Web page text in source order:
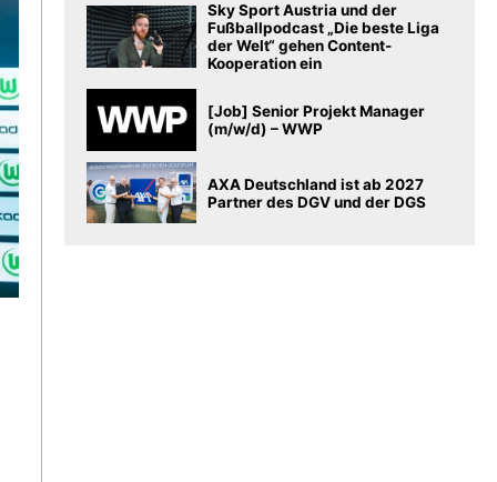
Sky Sport Austria und der
Fußballpodcast „Die beste Liga
der Welt“ gehen Content-
Kooperation ein
[Job] Senior Projekt Manager
(m/w/d) – WWP
AXA Deutschland ist ab 2027
Partner des DGV und der DGS